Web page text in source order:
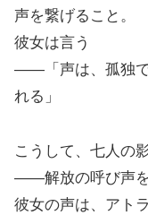
声を繋げること。
彼女は言う
――「声は、孤独で
れる」
こうして、七人の
――解放の呼び声を
彼女の声は、アト